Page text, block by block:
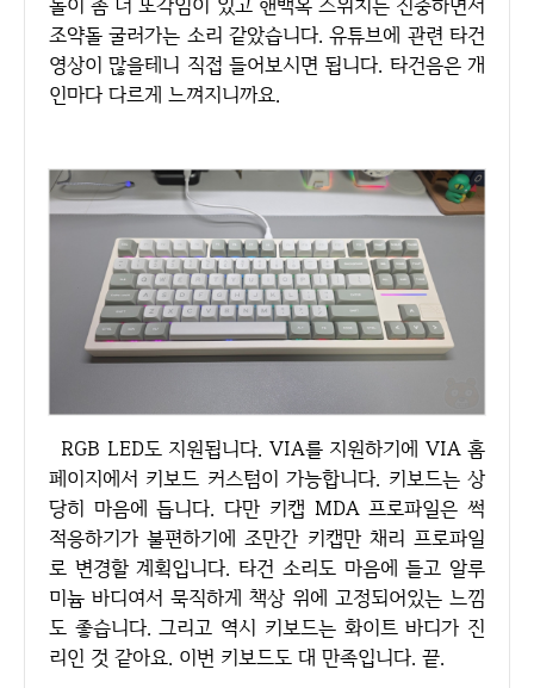
조약돌 굴러가는 소리 같았습니다. 유튜브에 관련 타건
영상이 많을테니 직접 들어보시면 됩니다. 타건음은 개
인마다 다르게 느껴지니까요.
RGB LED도 지원됩니다. VIA를 지원하기에 VIA 홈
페이지에서 키보드 커스텀이 가능합니다. 키보드는 상
당히 마음에 듭니다. 다만 키캡 MDA 프로파일은 썩
적응하기가 불편하기에 조만간 키캡만 채리 프로파일
로 변경할 계획입니다. 타건 소리도 마음에 들고 알루
미늄 바디여서 묵직하게 책상 위에 고정되어있는 느낌
도 좋습니다. 그리고 역시 키보드는 화이트 바디가 진
리인 것 같아요. 이번 키보드도 대 만족입니다. 끝.